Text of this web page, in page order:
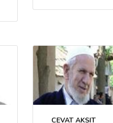
CEVAT AKSIT